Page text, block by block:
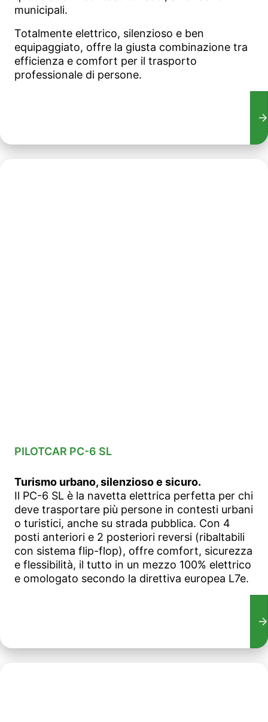
municipali.
Totalmente elettrico, silenzioso e ben
equipaggiato, offre la giusta combinazione tra
efficienza e comfort per il trasporto
professionale di persone.
PILOTCAR PC-6 SL
Turismo urbano, silenzioso e sicuro.
Il PC-6 SL è la navetta elettrica perfetta per chi
deve trasportare più persone in contesti urbani
o turistici, anche su strada pubblica. Con 4
posti anteriori e 2 posteriori reversi (ribaltabili
con sistema flip-flop), offre comfort, sicurezza
e flessibilità, il tutto in un mezzo 100% elettrico
e omologato secondo la direttiva europea L7e.